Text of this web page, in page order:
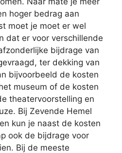
hoger bedrag aan
moet je moet er wel
dat er voor verschillende
bijdrage van
ter dekking van
bijvoorbeeld de kosten
museum of de kosten
theatervoorstelling en
Bij Zevende Hemel
kun je naast de kosten
ook de bijdrage voor
Bij de meeste